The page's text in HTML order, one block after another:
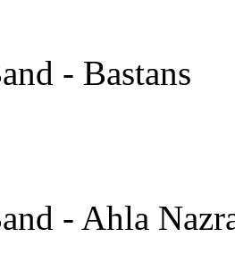
- Bastans
- Ahla